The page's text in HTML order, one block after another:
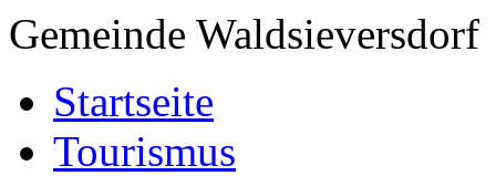
Gemeinde Waldsieversdorf
Startseite
Tourismus